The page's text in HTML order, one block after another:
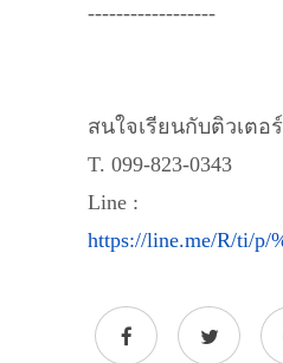
------------------
สนใจเรียนกับติวเตอร์
T. 099-823-0343
Line :
https://line.me/R/ti/p/